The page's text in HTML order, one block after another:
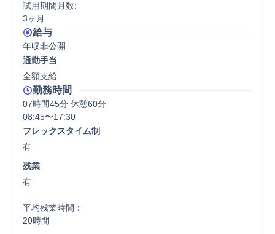
試用期間月数:
3ヶ月
給与
年収非公開
通勤手当
全額支給
勤務時間
07時間45分 休憩60分
08:45〜17:30
フレックスタイム制
有
残業
有
平均残業時間：
20時間